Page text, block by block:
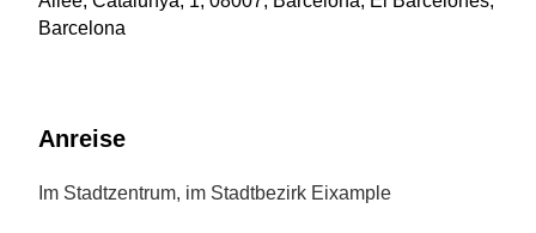
Barcelona
Anreise
Im Stadtzentrum, im Stadtbezirk Eixample